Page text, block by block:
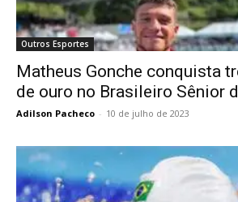
Outros Esportes
Matheus Gonche conquista
de ouro no Brasileiro Sênior
Adilson Pacheco - 10 de julho de 2023